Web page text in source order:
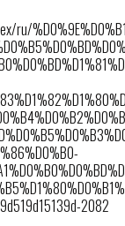
ru/
2082